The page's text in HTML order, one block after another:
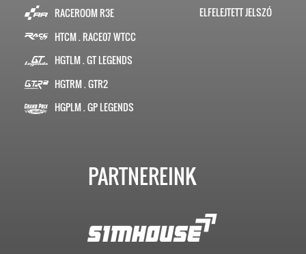
RACEROOM R3E
HTCM . RACE07 WTCC
HGTLM . GT LEGENDS
HGTRM . GTR2
HGPLM . GP LEGENDS
ELFELEJTETT JELSZÓ
PARTNEREINK